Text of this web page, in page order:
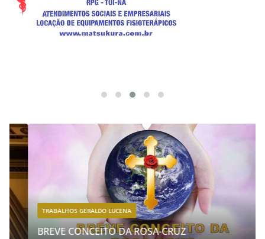
TRABALHOS GERALDO LUCENA
BREVE CONCEITO DA ROSA-CRUZ